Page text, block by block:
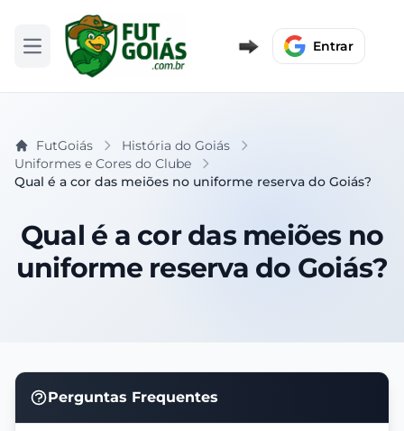
Abrir menu Entrar
FutGoiás
História do Goiás
Uniformes e Cores do Clube
Qual é a cor das meiões no uniforme reserva do Goiás?
Qual é a cor das meiões no
uniforme reserva do Goiás?
Perguntas Frequentes